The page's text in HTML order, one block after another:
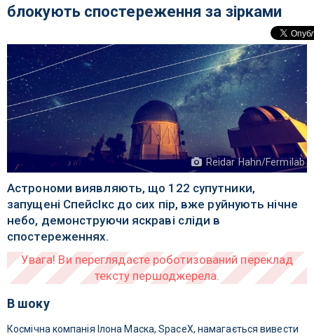
блокують спостереження за зірками
Reidar Hahn/Fermilab
Астрономи виявляють, що 122 супутники,
запущені СпейсІкс до сих пір, вже руйнують нічне
небо, демонструючи яскраві сліди в
спостереженнях.
В шоку
Космічна компанія Ілона Маска, SpaceX, намагається вивести